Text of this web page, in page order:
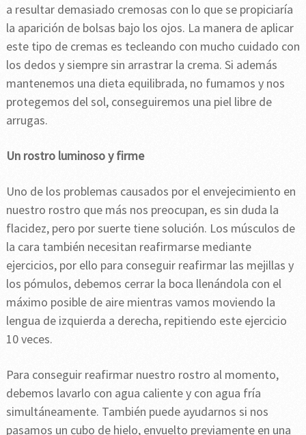
a resultar demasiado cremosas con lo que se propiciaría
la aparición de bolsas bajo los ojos. La manera de aplicar
este tipo de cremas es tecleando con mucho cuidado con
los dedos y siempre sin arrastrar la crema. Si además
mantenemos una dieta equilibrada, no fumamos y nos
protegemos del sol, conseguiremos una piel libre de
arrugas.
Un rostro luminoso y firme
Uno de los problemas causados por el envejecimiento en
nuestro rostro que más nos preocupan, es sin duda la
flacidez, pero por suerte tiene solución. Los músculos de
la cara también necesitan reafirmarse mediante
ejercicios, por ello para conseguir reafirmar las mejillas y
los pómulos, debemos cerrar la boca llenándola con el
máximo posible de aire mientras vamos moviendo la
lengua de izquierda a derecha, repitiendo este ejercicio
10 veces.
Para conseguir reafirmar nuestro rostro al momento,
debemos lavarlo con agua caliente y con agua fría
simultáneamente. También puede ayudarnos si nos
pasamos un cubo de hielo, envuelto previamente en una